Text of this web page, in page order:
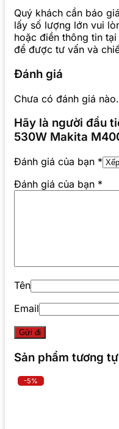
Quý khách cần báo
lấy số lượng lớn vui
hoặc điền thông tin tại
để được tư vấn và
Đánh giá
Chưa có đánh giá nào.
Hãy là người đầu
530W Makita
Đánh giá của bạn *
Đánh giá của bạn *
Tên
Email
Sản phẩm tương tự
-5%